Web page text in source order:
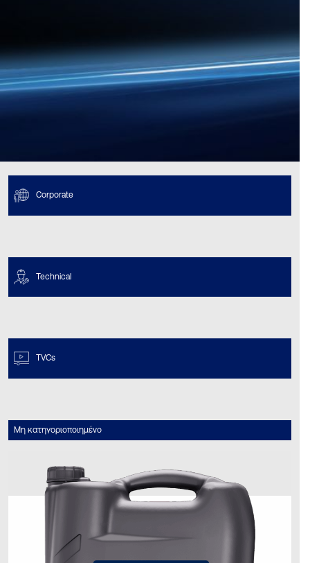
Corporate
Technical
TVCs
Μη κατηγοριοποιημένο